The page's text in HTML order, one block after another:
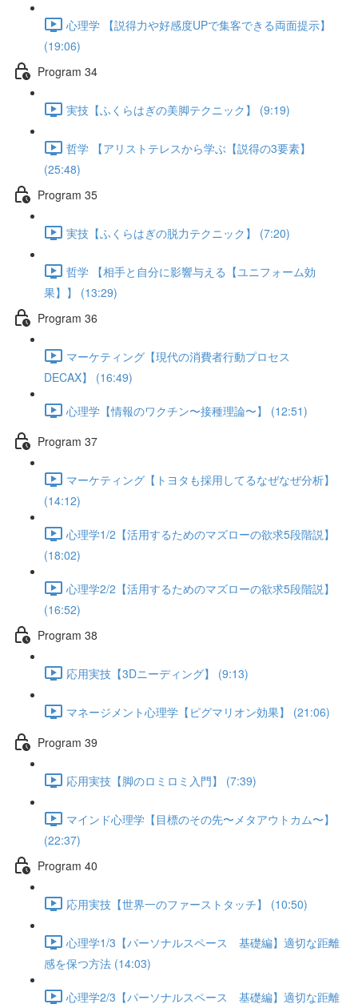
心理学 【説得力や好感度UPで集客できる両面提示】
(19:06)
Program 34
実技【ふくらはぎの美脚テクニック】 (9:19)
哲学 【アリストテレスから学ぶ【説得の3要素】
(25:48)
Program 35
実技【ふくらはぎの脱力テクニック】 (7:20)
哲学 【相手と自分に影響与える【ユニフォーム効
果】】 (13:29)
Program 36
マーケティング【現代の消費者行動プロセス
DECAX】 (16:49)
心理学【情報のワクチン〜接種理論〜】 (12:51)
Program 37
マーケティング【トヨタも採用してるなぜなぜ分析】
(14:12)
心理学1/2【活用するためのマズローの欲求5段階説】
(18:02)
心理学2/2【活用するためのマズローの欲求5段階説】
(16:52)
Program 38
応用実技【3Dニーディング】 (9:13)
マネージメント心理学【ピグマリオン効果】 (21:06)
Program 39
応用実技【脚のロミロミ入門】 (7:39)
マインド心理学【目標のその先〜メタアウトカム〜】
(22:37)
Program 40
応用実技【世界一のファーストタッチ】 (10:50)
心理学1/3【パーソナルスペース 基礎編】適切な距離
感を保つ方法 (14:03)
心理学2/3【パーソナルスペース 基礎編】適切な距離